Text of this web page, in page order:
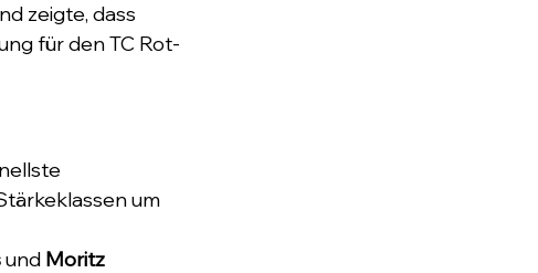
zeigte, dass
für den TC Rot-
um
und Moritz